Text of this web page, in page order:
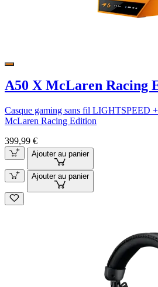
A50 X McLaren Racing
Casque gaming sans fil LIGHTSPEED
McLaren Racing Edition
399,99 €
Ajouter au panier
Ajouter au panier